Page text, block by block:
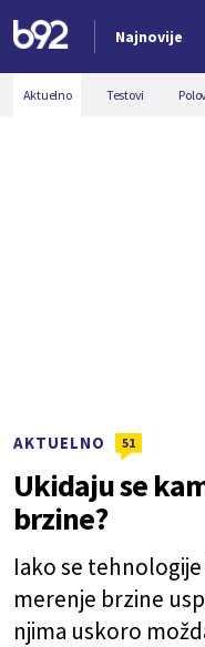
Najnovije
Nova vest
Aktuelno Testovi
AKTUELNO 51
Ukidaju se
brzine?
Iako se
merenje brzine
njima uskoro